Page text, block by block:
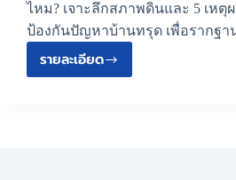
ไหม? เจาะลึกสภาพดินและ 5 เห
ป้องกันปัญหาบ้านทรุด เพื่อรากฐา
รายละเอียด